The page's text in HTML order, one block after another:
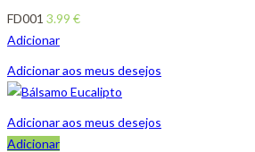
FD001 3.99 €
Adicionar
Adicionar aos meus desejos
Adicionar aos meus desejos
Adicionar